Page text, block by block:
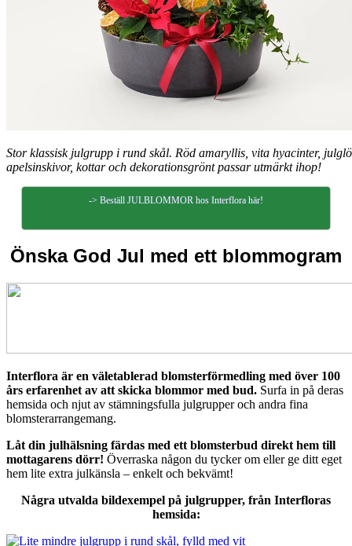
Stor klassisk julgrupp i rund skål. Röd amaryllis, vita hyacinter,
apelsinskivor, kottar och dekorationsgrönt passar utmärkt ihop!
-> Beställ JULBLOMMOR hos Interflora här!
Önska God Jul med ett blommogram
Interflora är en väletablerad blomsterförmedling med över 100
års erfarenhet av att skicka blommor med bud. Surfa in på deras
hemsida och njut av stämningsfulla julgrupper och andra fina
blomsterarrangemang.
Låt din julhälsning färdas med ett blomsterbud direkt hem till
mottagarens dörr! Överraska någon du tycker om eller ge ditt eget
hem lite extra julkänsla – enkelt och bekvämt!
Några utvalda bildexempel på julgrupper, från Interfloras
hemsida: